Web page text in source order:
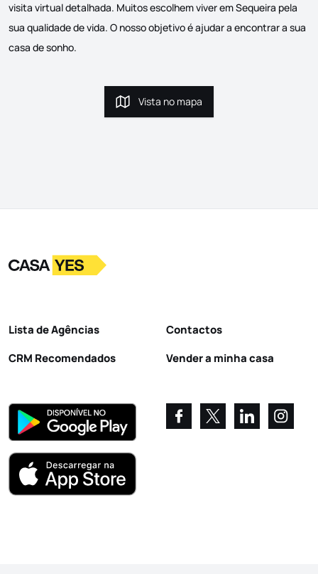
visita virtual detalhada. Muitos escolhem viver em Sequeira pela
sua qualidade de vida. O nosso objetivo é ajudar a encontrar a sua
casa de sonho.
Vista no mapa
Vista no mapa
LogoIr para a homepage
Lista de Agências
CRM Recomendados
Contactos
Vender a minha casa